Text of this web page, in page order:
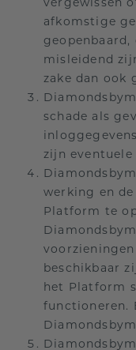
afkomstige
misleidend
zake dan ook
schade als
zijn
werking en
Platform te
beschikbaar
het Platform
functioneren.